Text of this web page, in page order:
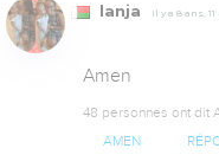
lanja Il y a 8 ans,
Amen
48 personnes ont dit
AMEN